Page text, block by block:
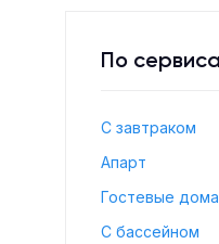
По
С завтраком
Апарт
Гостевые
С бассейном